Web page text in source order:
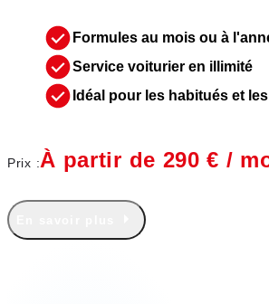
Formules au mois ou à
Service voiturier en illimité
Idéal pour les habitués et
Prix :À partir de 290 € /